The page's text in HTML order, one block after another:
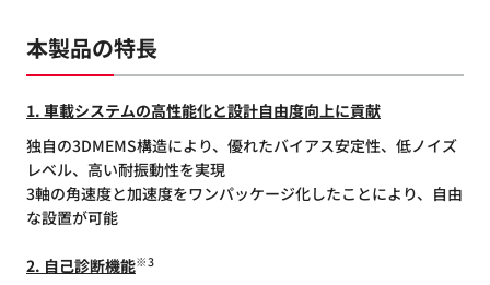
本製品の特長
1. 車載システムの高性能化と設計自由度向上に貢献
独自の3DMEMS構造により、優れたバイアス安定性、低ノイズ
レベル、高い耐振動性を実現
3軸の角速度と加速度をワンパッケージ化したことにより、自由
な設置が可能
2. 自己診断機能※3